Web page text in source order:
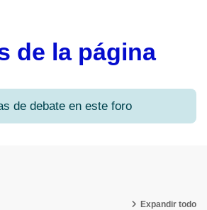
de la página
de debate en este foro
Expandir todo